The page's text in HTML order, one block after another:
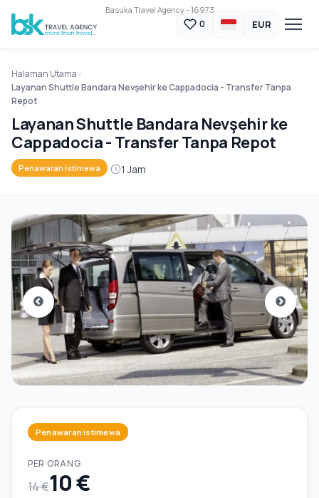
Basuka Travel Agency - 16973
0 EUR
Halaman Utama
Layanan Shuttle Bandara Nevşehir ke Cappadocia - Transfer Tanpa
Repot
Layanan Shuttle Bandara Nevşehir ke
Cappadocia - Transfer Tanpa Repot
Penawaran istimewa 1 Jam
Penawaran istimewa
PER ORANG
14 €10 €